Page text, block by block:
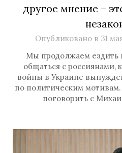
другое мнение –
Опубликовано в 31
Мы продолжаем ездить
общаться с россиянами,
войны в Украине
по политическим
поговорить с